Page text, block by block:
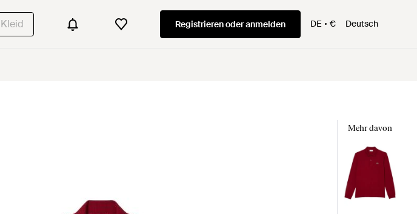
Registrieren oder anmelden DE € Deutsch
Mehr davon